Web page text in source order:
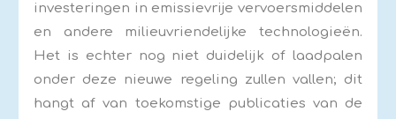
investeringen in emissievrije vervoersmiddelen
en andere milieuvriendelijke technologieën.
Het is echter nog niet duidelijk of laadpalen
onder deze nieuwe regeling zullen vallen; dit
hangt af van toekomstige publicaties van de